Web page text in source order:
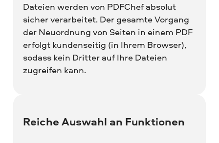
Dateien werden von PDFChef absolut
sicher verarbeitet. Der gesamte Vorgang
der Neuordnung von Seiten in einem PDF
erfolgt kundenseitig (in Ihrem Browser),
sodass kein Dritter auf Ihre Dateien
zugreifen kann.
Reiche Auswahl an Funktionen